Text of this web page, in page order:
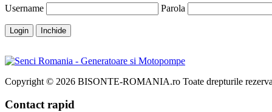
Username Parola
Login Inchide
Copyright © 2026 BISONTE-ROMANIA.ro Toate drepturile
Contact rapid